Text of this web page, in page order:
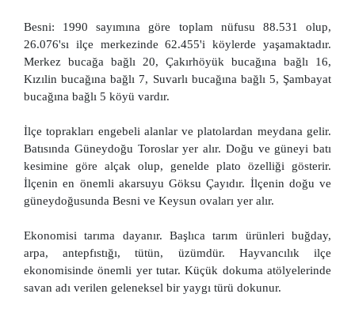
Besni: 1990 sayımına göre toplam nüfusu 88.531 olup,
26.076'sı ilçe merkezinde 62.455'i köylerde yaşamaktadır.
Merkez bucağa bağlı 20, Çakırhöyük bucağına bağlı 16,
Kızılin bucağına bağlı 7, Suvarlı bucağına bağlı 5, Şambayat
bucağına bağlı 5 köyü vardır.
İlçe toprakları engebeli alanlar ve platolardan meydana gelir.
Batısında Güneydoğu Toroslar yer alır. Doğu ve güneyi batı
kesimine göre alçak olup, genelde plato özelliği gösterir.
İlçenin en önemli akarsuyu Göksu Çayıdır. İlçenin doğu ve
güneydoğusunda Besni ve Keysun ovaları yer alır.
Ekonomisi tarıma dayanır. Başlıca tarım ürünleri buğday,
arpa, antepfıstığı, tütün, üzümdür. Hayvancılık ilçe
ekonomisinde önemli yer tutar. Küçük dokuma atölyelerinde
savan adı verilen geleneksel bir yaygı türü dokunur.